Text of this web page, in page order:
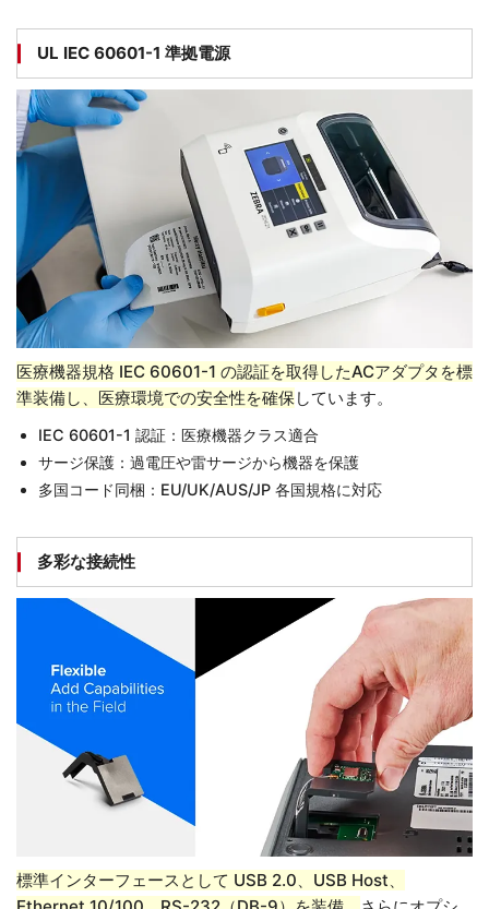
UL IEC 60601-1 準拠電源
医療機器規格 IEC 60601-1 の認証を取得したACアダプタを標
準装備し、医療環境での安全性を確保しています。
IEC 60601-1 認証：医療機器クラス適合
サージ保護：過電圧や雷サージから機器を保護
多国コード同梱：EU/UK/AUS/JP 各国規格に対応
多彩な接続性
標準インターフェースとして USB 2.0、USB Host、